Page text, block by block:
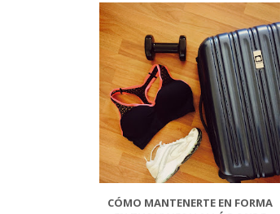
CÓMO MANTENERTE EN FORMA